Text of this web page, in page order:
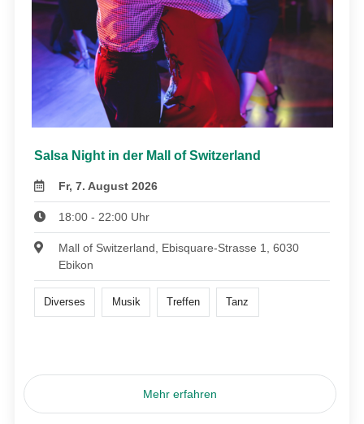
Salsa Night in der Mall of Switzerland
Fr, 7. August 2026
18:00 - 22:00 Uhr
Mall of Switzerland, Ebisquare-Strasse 1, 6030
Ebikon
Diverses Musik Treffen Tanz
Mehr erfahren